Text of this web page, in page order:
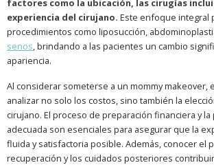
factores como la ubicación, las cirugías
experiencia del cirujano. Este enfoque integral
procedimientos como liposucción,
senos, brindando a las pacientes un cambio
apariencia.
Al considerar someterse a un mommy makeover,
analizar no solo los costos, sino también la
cirujano. El proceso de preparación financiera y la
adecuada son esenciales para asegurar que la
fluida y satisfactoria posible. Además, conocer el
recuperación y los cuidados posteriores